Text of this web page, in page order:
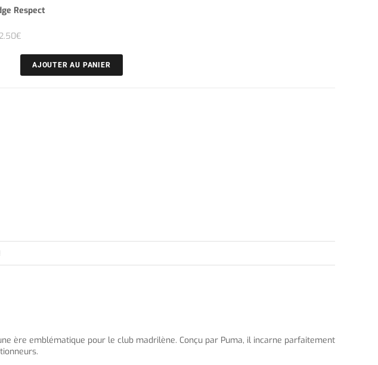
Respect
AJOUTER AU PANIER
ère emblématique pour le club madrilène. Conçu par Puma, il incarne parfaitement